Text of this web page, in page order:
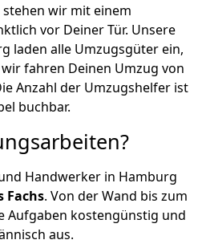
wir mit einem
vor Deiner Tür. Unsere
laden alle Umzugsgüter ein,
fahren Deinen Umzug von
Anzahl der Umzugshelfer ist
buchbar.
Handwerker in Hamburg
Fachs. Von der Wand bis zum
Aufgaben kostengünstig und
aus.